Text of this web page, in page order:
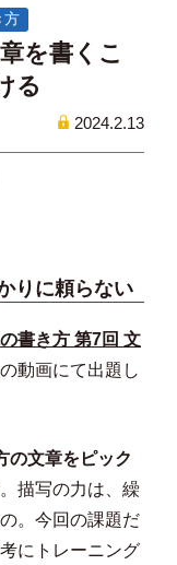
方
を書くこ
る
2024.2.13
りに頼らない
書き方 第7回 文
の動画にて出題し
の文章をピック
描写の力は、繰
。今回の課題だ
にトレーニング